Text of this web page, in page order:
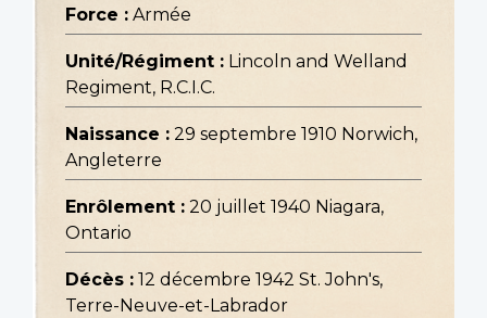
Force : Armée
Unité/Régiment : Lincoln and Welland
Regiment, R.C.I.C.
Naissance : 29 septembre 1910 Norwich,
Angleterre
Enrôlement : 20 juillet 1940 Niagara,
Ontario
Décès : 12 décembre 1942 St. John's,
Terre-Neuve-et-Labrador